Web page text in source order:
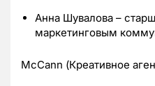
Анна Шувалова –
маркетинговым
McCann (Креативное